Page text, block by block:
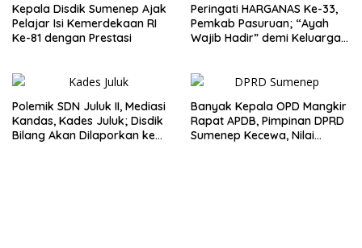
Kepala Disdik Sumenep Ajak
Pelajar Isi Kemerdekaan RI
Ke-81 dengan Prestasi
Peringati HARGANAS Ke-33,
Pemkab Pasuruan; “Ayah
Wajib Hadir” demi Keluarga
Polemik SDN Juluk II, Mediasi
Kandas, Kades Juluk; Disdik
Bilang Akan Dilaporkan ke
Banyak Kepala OPD Mangkir
Rapat APDB, Pimpinan DPRD
Sumenep Kecewa, Nilai